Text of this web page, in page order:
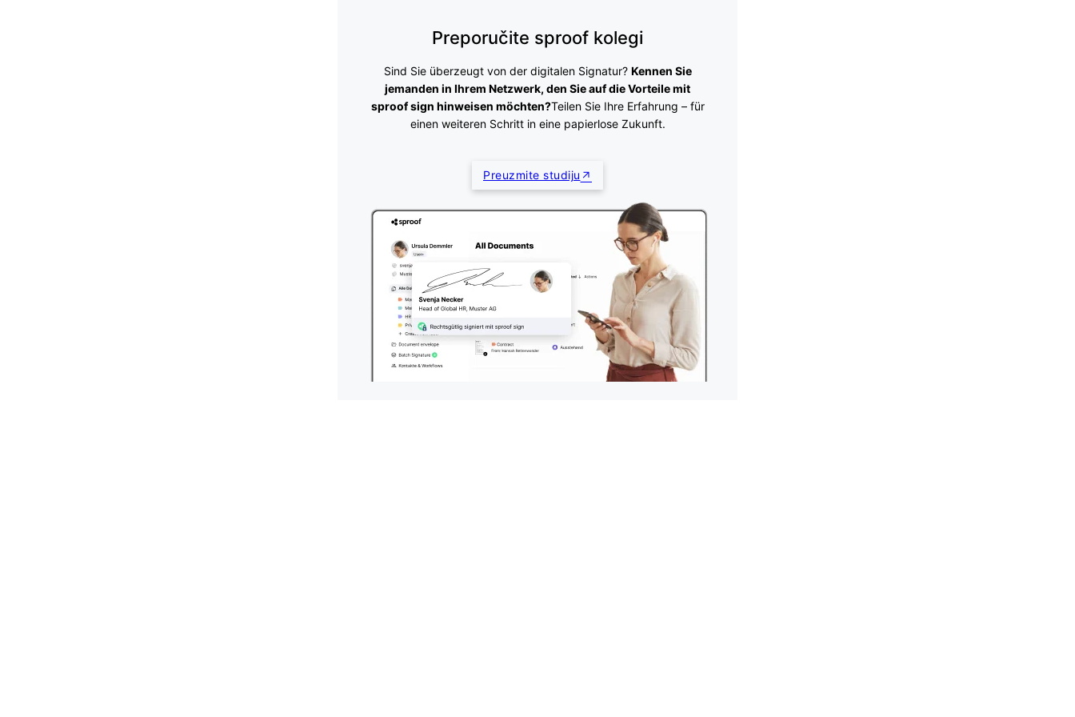
Preporučite sproof kolegi
Sind Sie überzeugt von der digitalen Signatur? Kennen Sie
jemanden in Ihrem Netzwerk, den Sie auf die Vorteile mit
sproof sign hinweisen möchten?Teilen Sie Ihre Erfahrung – für
einen weiteren Schritt in eine papierlose Zukunft.
Preuzmite studiju